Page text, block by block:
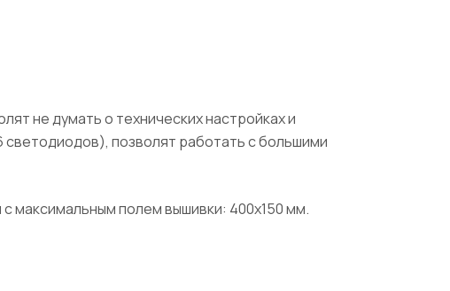
не думать о технических настройках и
позволят работать с большими
максимальным полем вышивки: 400х150 мм.